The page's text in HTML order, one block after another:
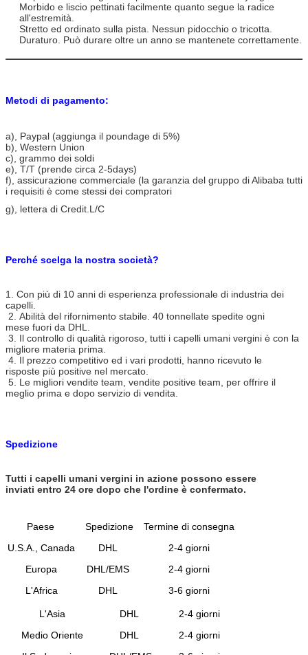
Morbido e liscio pettinati facilmente quanto segue la radice
all'estremità.
Stretto ed ordinato sulla pista. Nessun pidocchio o tricotta.
Duraturo. Può durare oltre un anno se mantenete correttamente.
Struttura brasiliana dei
capelli disponibile:
Lunghezza disponibile:
10inch- 30inch
cartone o su misura
Union, contanti precisi
Termine di consegna:
Entro 24 ore in azione
50kg)
15-20 giorni (ordine su misura)
Metodi di pagamento:
a) , Paypal (aggiunga il poundage di 5%)
b), Western Union
c), grammo dei soldi
e), T/T (prende circa 2-5days)
f), assicurazione commerciale (la garanzia del gruppo di Alibaba tutti
i requisiti è come stessi dei compratori
g), lettera di Credit.L/C
Perché scelga la nostra società?
1. Con più di 10 anni di esperienza professionale di industria dei
capelli.
2. Abilità del rifornimento stabile. 40 tonnellate spedite ogni
mese fuori da DHL.
3. Il controllo di qualità rigoroso, tutti i capelli umani vergini è con la
migliore materia prima.
4. Il prezzo competitivo ed i vari prodotti, hanno ricevuto le
risposte più positive nel mercato.
5. Le migliori vendite team, vendite positive team, per offrire il
meglio prima e dopo servizio di vendita.
Spedizione
Tutti i capelli umani vergini in azione possono essere
inviati entro 24 ore dopo che l'ordine è confermato.
Paese Spedizione
Termine di consegna
U.S.A., Canada
DHL
2-4 giorni
Europa
DHL/EMS
2-4 giorni
L'Africa
DHL 3-6 giorni
L'Asia DHL
2-4 giorni
Medio Oriente
DHL
2-4 giorni